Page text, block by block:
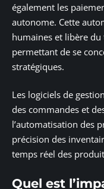
également les
autonome. Cette
humaines et libère
permettant de se
stratégiques.
Les logiciels de
des commandes et
l’automatisation des
précision des
temps réel des
Quel est